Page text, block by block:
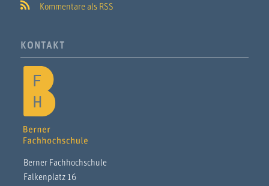
Kommentare als RSS
KONTAKT
Berner Fachhochschule
Falkenplatz 16